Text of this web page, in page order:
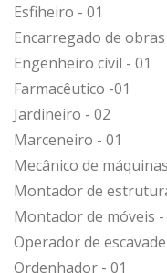
Esfiheiro - 01
Encarregado de obras
Engenheiro cívil - 01
Farmacêutico -01
Jardineiro - 02
Marceneiro - 01
Mecânico de
Montador de
Montador de móveis -
Operador de
Ordenhador - 01